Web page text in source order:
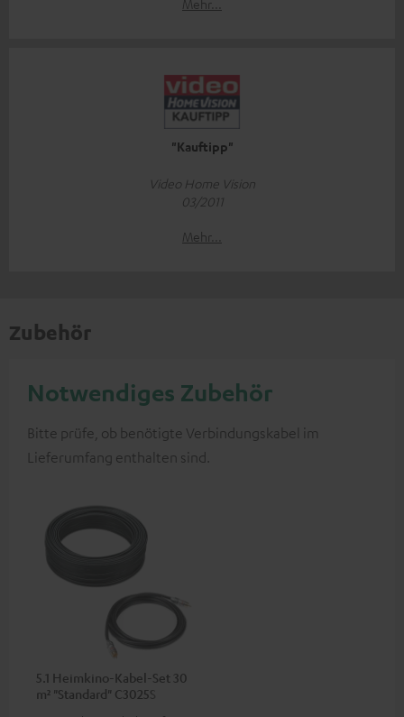
Mehr...
"Kauftipp"
Video Home Vision
03/2011
Mehr...
Zubehör
Notwendiges Zubehör
Bitte prüfe, ob benötigte Verbindungskabel im
Lieferumfang enthalten sind.
5.1 Heimkino-Kabel-Set 30
m² "Standard" C3025S